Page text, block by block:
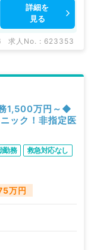
などの医療機
さい。
詳細を
見る
求人No. : 623353
1,500万円～◆
ック！非指定医
勤務
救急対応なし
万円